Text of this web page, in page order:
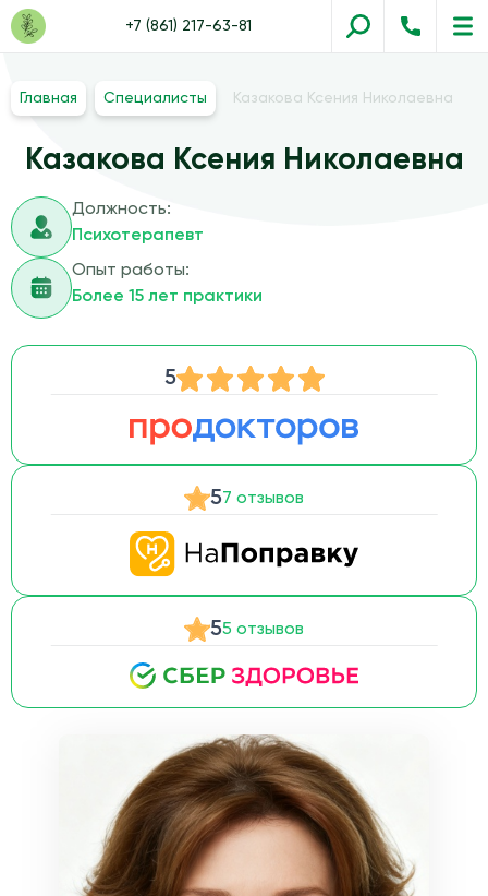
+7 (861) 217-63-81
Главная Специалисты Казакова Ксения Николаевна
Казакова Ксения Николаевна
Должность:
Психотерапевт
Опыт работы:
Более 15 лет практики
5
57 отзывов
55 отзывов